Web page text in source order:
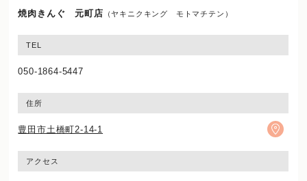
焼肉きんぐ 元町店 （ヤキニクキング モトマチテン）
TEL
050-1864-5447
住所
豊田市土橋町2-14-1
アクセス